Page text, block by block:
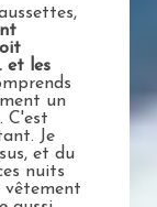
et les
un
C'est
Je
et du
nuits
vêtement